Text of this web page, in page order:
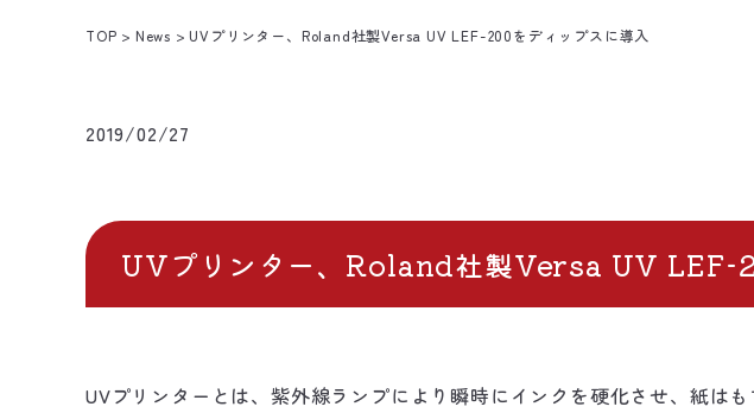
TOP > News >UVプリンター、Roland社製Versa UV LEF-200をディップスに導入
2019/02/27
UVプリンター、Roland社製Versa UV LEF-
UVプリンターとは、紫外線ランプにより瞬時にインクを硬化させ、紙は